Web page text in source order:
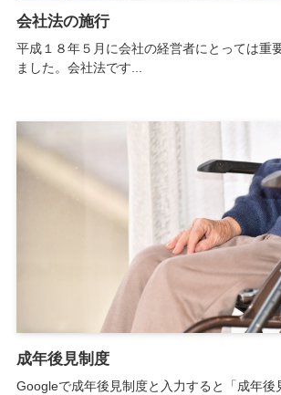
会社法の施行
平成１８年５月に会社の経営者にとっては重
ました。会社法です...
成年後見制度
Googleで成年後見制度と入力すると「成年